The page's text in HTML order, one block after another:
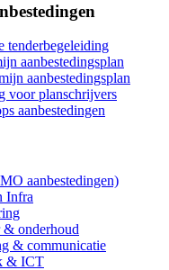
tenderbegeleiding
aanbestedingsplan
aanbestedingsplan
voor planschrijvers
aanbestedingen
aanbestedingen)
Infra
onderhoud
& communicatie
& ICT